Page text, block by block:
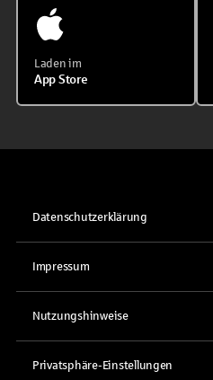
Laden im
App Store
Datenschutzerklärung
Impressum
Nutzungshinweise
Privatsphäre-Einstellungen